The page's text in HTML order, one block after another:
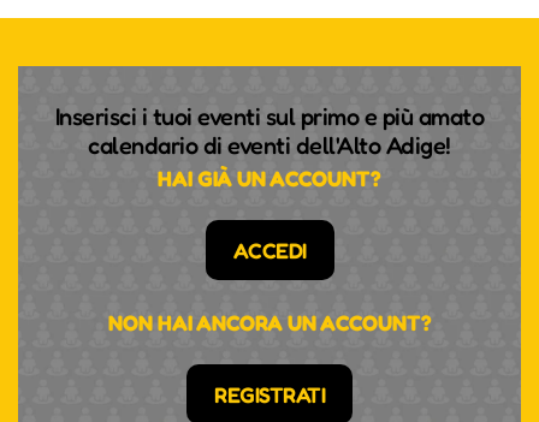
Inserisci i tuoi eventi sul primo e più amato
calendario di eventi dell'Alto Adige!
HAI GIÀ UN ACCOUNT?
ACCEDI
NON HAI ANCORA UN ACCOUNT?
REGISTRATI